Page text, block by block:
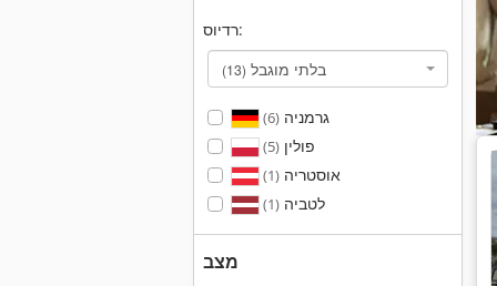
רדיוס:
בלתי מוגבל (13)
גרמניה(6)
פולין(5)
אוסטריה(1)
לטביה(1)
מצב